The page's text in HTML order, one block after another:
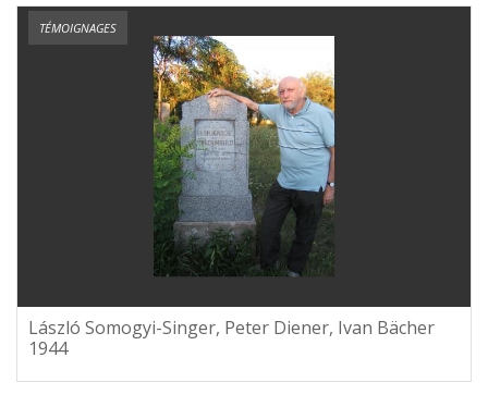
TÉMOIGNAGES
László Somogyi-Singer, Peter Diener, Ivan Bächer
1944